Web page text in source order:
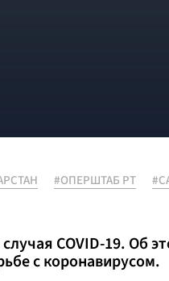
#ОПЕРШТАБ РТ
COVID-19. Об
с коронавирусом.